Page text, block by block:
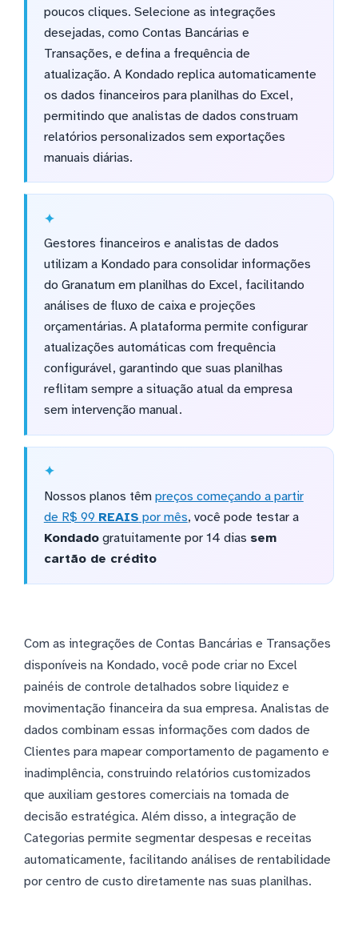
poucos cliques. Selecione as integrações
desejadas, como Contas Bancárias e
Transações, e defina a frequência de
atualização. A Kondado replica automaticamente
os dados financeiros para planilhas do Excel,
permitindo que analistas de dados construam
relatórios personalizados sem exportações
manuais diárias.
Gestores financeiros e analistas de dados
utilizam a Kondado para consolidar informações
do Granatum em planilhas do Excel, facilitando
análises de fluxo de caixa e projeções
orçamentárias. A plataforma permite configurar
atualizações automáticas com frequência
configurável, garantindo que suas planilhas
reflitam sempre a situação atual da empresa
sem intervenção manual.
Nossos planos têm preços começando a partir
de R$ 99 REAIS por mês, você pode testar a
Kondadogratuitamente por 14 dias sem
cartão de crédito
Com as integrações de Contas Bancárias e Transações
disponíveis na Kondado, você pode criar no Excel
painéis de controle detalhados sobre liquidez e
movimentação financeira da sua empresa. Analistas de
dados combinam essas informações com dados de
Clientes para mapear comportamento de pagamento e
inadimplência, construindo relatórios customizados
que auxiliam gestores comerciais na tomada de
decisão estratégica. Além disso, a integração de
Categorias permite segmentar despesas e receitas
automaticamente, facilitando análises de rentabilidade
por centro de custo diretamente nas suas planilhas.